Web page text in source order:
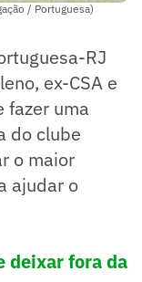
/ Portuguesa)
RJ
ex-CSA e
fazer uma
do clube
o maior
ajudar o
deixar fora da